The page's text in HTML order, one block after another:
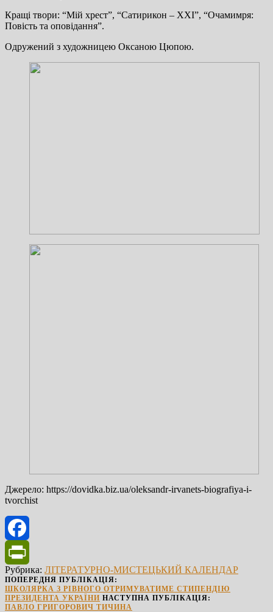
Кращі твори: “Мій хрест”, “Сатирикон – ХХІ”, “Очамимря:
Повість та оповідання”.
Одружений з художницею Оксаною Цюпою.
Джерело: https://dovidka.biz.ua/oleksandr-irvanets-biografiya-i-
tvorchist
Facebook
PrintFriendly
Рубрика: ЛІТЕРАТУРНО-МИСТЕЦЬКИЙ КАЛЕНДАР
ПОПЕРЕДНЯ ПУБЛІКАЦІЯ:
ШКОЛЯРКА З РІВНОГО ОТРИМУВАТИМЕ СТИПЕНДІЮ
ПРЕЗИДЕНТА УКРАЇНИ НАСТУПНА ПУБЛІКАЦІЯ:
ПАВЛО ГРИГОРОВИЧ ТИЧИНА